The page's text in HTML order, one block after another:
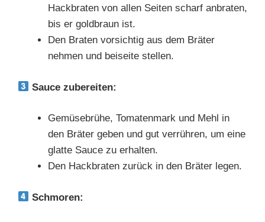
Hackbraten von allen Seiten scharf anbraten,
bis er goldbraun ist.
Den Braten vorsichtig aus dem Bräter
nehmen und beiseite stellen.
Sauce zubereiten:
Gemüsebrühe, Tomatenmark und Mehl in
den Bräter geben und gut verrühren, um eine
glatte Sauce zu erhalten.
Den Hackbraten zurück in den Bräter legen.
Schmoren: